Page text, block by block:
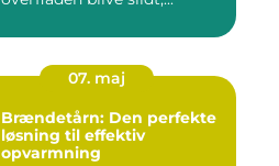
07. maj
Brændetårn: Den perfekte
løsning til effektiv
opvarmning